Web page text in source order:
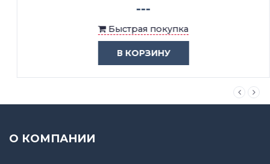
---
Быстрая покупка
В КОРЗИНУ
О КОМПАНИИ